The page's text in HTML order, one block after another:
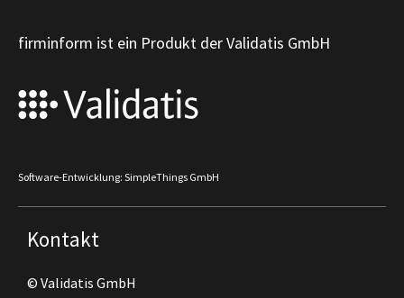
firminform ist ein Produkt der Validatis GmbH
Software-Entwicklung: SimpleThings GmbH
Kontakt
© Validatis GmbH